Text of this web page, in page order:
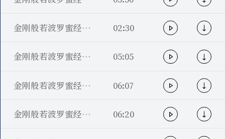
金刚般若波罗蜜经分段贯释11（供养给事分第八） 02:30
金刚般若波罗蜜经分段贯释10（尊正教分第七） 05:05
金刚般若波罗蜜经分段贯释09（净佛土分第六） 06:07
金刚般若波罗蜜经分段贯释08（毋骄慢分第五）.mp3 06:20